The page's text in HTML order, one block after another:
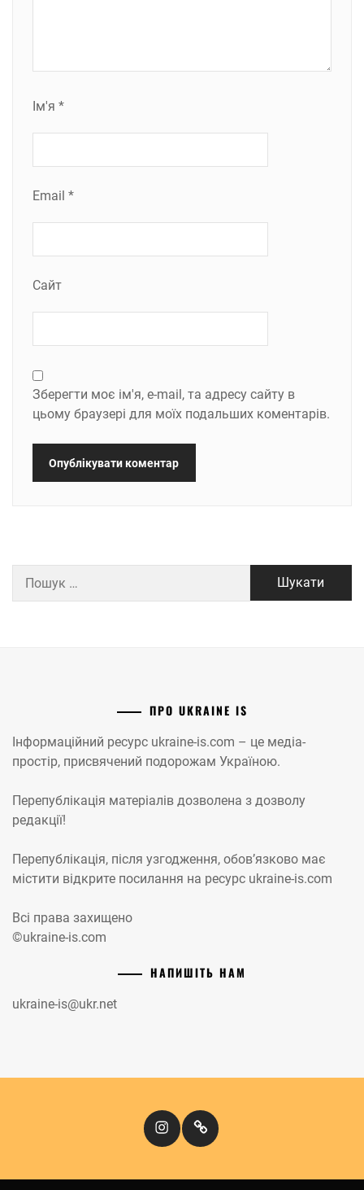
Ім'я *
Email *
Сайт
Зберегти моє ім'я, e-mail, та адресу сайту в
цьому браузері для моїх подальших коментарів.
ПРО UKRAINE IS
Інформаційний ресурс ukraine-is.com – це медіа-
простір, присвячений подорожам Україною.
Перепублікація матеріалів дозволена з дозволу
редакції!
Перепублікація, після узгодження, обов’язково має
містити відкрите посилання на ресурс ukraine-is.com
Всі права захищено
©ukraine-is.com
НАПИШІТЬ НАМ
ukraine-is@ukr.net
InstagramКіномандри